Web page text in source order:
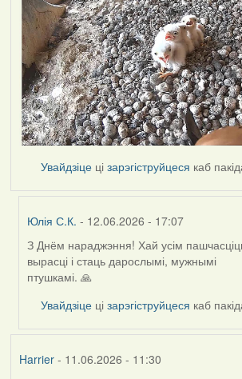
Увайдзіце цізарэгіструйцеся каб
Юлія С.К. - 12.06.2026 - 17:07
In
reply
to
З Днём нараджэння! Хай усім
вырасці і стаць дарослымі, мужнымі
птушкамі. 🙏
Увайдзіце цізарэгіструйцеся каб
Harrier- 11.06.2026 - 11:30